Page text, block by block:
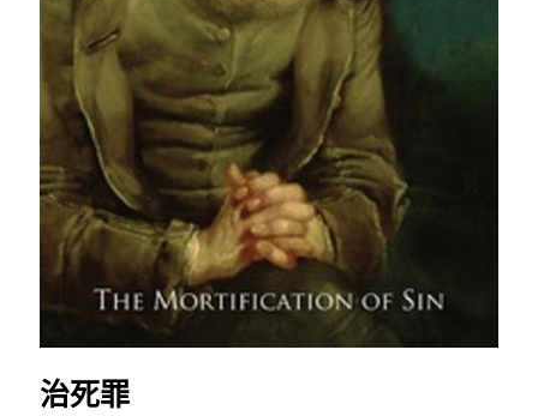
治死罪